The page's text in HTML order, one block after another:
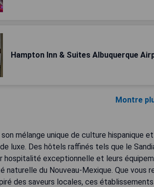
Hampton Inn & Suites Albuquerque
Montre
mélange unique de culture hispanique
luxe. Des hôtels raffinés tels que le
hospitalité exceptionnelle et leurs
naturelle du Nouveau-Mexique. Que vous
des saveurs locales, ces